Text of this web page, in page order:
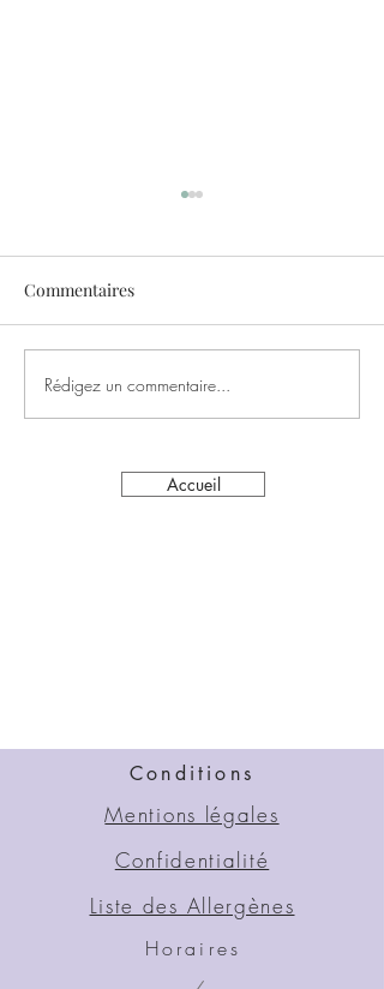
La succulente Tarte aux
Fraises
Commentaires
Rédigez un commentaire...
Accueil
Conditions
Mentions légales
Confidentialité
Liste des Allergènes
Horaires